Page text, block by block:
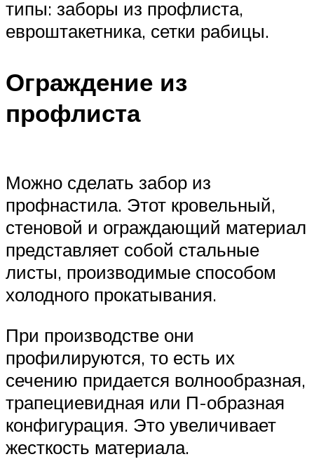
типы: заборы из профлиста,
евроштакетника, сетки рабицы.
Ограждение из
профлиста
Можно сделать забор из
профнастила. Этот кровельный,
стеновой и ограждающий материал
представляет собой стальные
листы, производимые способом
холодного прокатывания.
При производстве они
профилируются, то есть их
сечению придается волнообразная,
трапециевидная или П-образная
конфигурация. Это увеличивает
жесткость материала.